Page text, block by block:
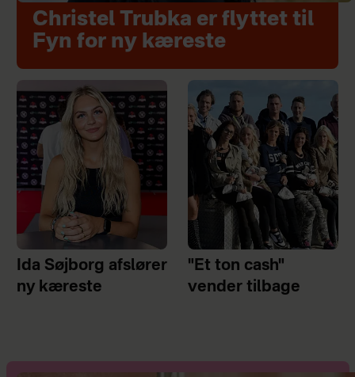
Christel Trubka er flyttet til
Fyn for ny kæreste
Ida Søjborg afslører
ny kæreste
"Et ton cash"
vender tilbage